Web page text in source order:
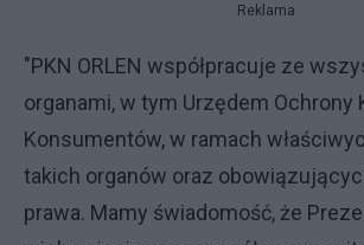
Reklama
"PKN ORLEN współpracuje ze
organami, w tym Urzędem Ochrony
Konsumentów, w ramach
takich organów oraz
prawa. Mamy świadomość, że